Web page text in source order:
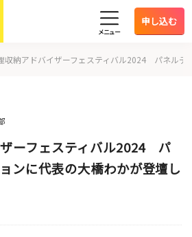
メニュー
申し込む
収納アドバイザーフェスティバル2024 パネルデ
ーフェスティバル2024 パ
ンに代表の大橋わかが登壇し